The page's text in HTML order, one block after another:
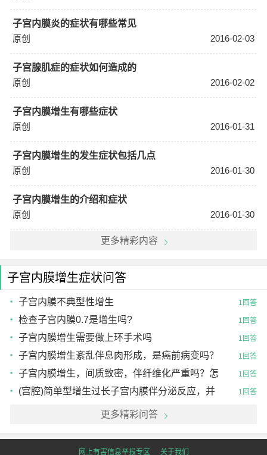
子宫内膜炎的症状有哪些常见
原创
2016-02-03
子宫腺肌症的症状如何造成的
原创
2016-02-02
子宫内膜增生有哪些症状
原创
2016-01-31
子宫内膜增生的发生症状包括几点
原创
2016-01-30
子宫内膜增生的介绍和症状
原创
2016-01-30
更多精彩内容
子宫内膜增生症状问答
子宫内膜不典型性增生 1回答
检查子宫内膜0.7是增生吗? 1回答
子宫内膜增生需要做上环手术吗 1回答
子宫内膜增生紊乱伴息肉形成，是癌前病变吗？
怎么治疗
1回答
子宫内膜增生，间质致密，伴纤维化严重吗？怎
么治疗？
1回答
(宫腔)简单型增生过长子宫内膜伴分泌反应，并
1回答
更多精彩问答
网上有害信息举报专区 关于我们